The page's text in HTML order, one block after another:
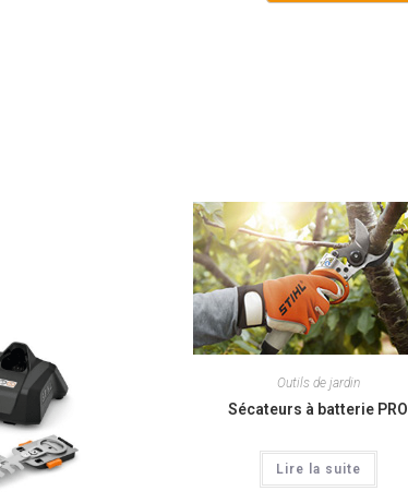
Outils de jardin
Sécateurs à batterie PRO
Lire la suite